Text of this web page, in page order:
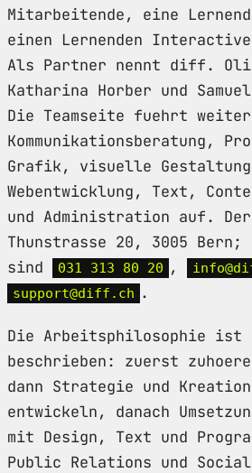
Mitarbeitende, eine
einen Lernenden
Als Partner nennt diff.
Katharina Horber und
Die Teamseite fuehrt
Kommunikationsberatung,
Grafik, visuelle
Webentwicklung, Text,
und Administration auf.
Thunstrasse 20, 3005 Bern;
sind
031 313 80 20 ,
support@diff.ch .
Die Arbeitsphilosophie ist
beschrieben: zuerst
dann Strategie und
entwickeln, danach
mit Design, Text und
Public Relations und Social